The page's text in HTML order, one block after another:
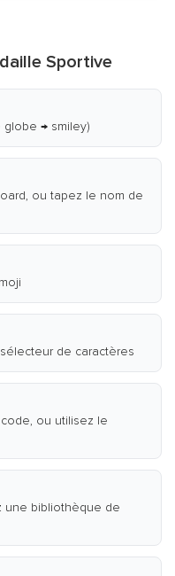
Sportive
→ smiley)
ou tapez le nom de
de caractères
ou utilisez le
une bibliothèque de